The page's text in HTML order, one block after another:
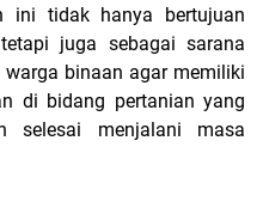
ini tidak hanya bertujuan
juga sebagai sarana
binaan agar memiliki
di bidang pertanian yang
selesai menjalani masa